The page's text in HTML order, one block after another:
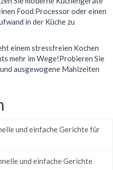
Food Processor oder einen
in der Küche zu
einem stressfreien Kochen
mehr im Wege!Probieren Sie
ausgewogene Mahlzeiten
und einfache Gerichte für
und einfache Gerichte